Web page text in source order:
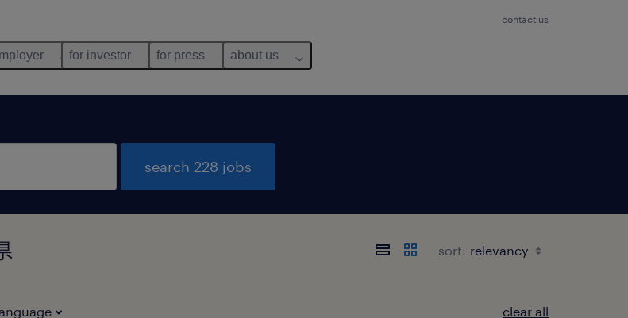
contact us
for investor for press about us
search 228 jobs
sort:
clear all